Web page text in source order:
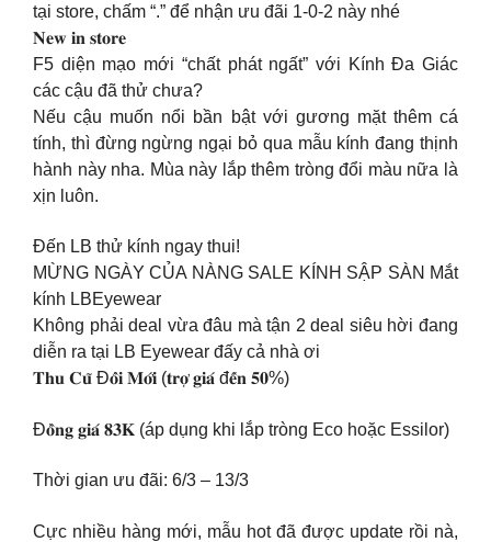
tại store, chấm “.” để nhận ưu đãi 1-0-2 này nhé
𝐍𝐞𝐰 𝐢𝐧 𝐬𝐭𝐨𝐫𝐞
F5 diện mạo mới “chất phát ngất” với Kính Đa Giác
các cậu đã thử chưa?
Nếu cậu muốn nổi bần bật với gương mặt thêm cá
tính, thì đừng ngừng ngại bỏ qua mẫu kính đang thịnh
hành này nha. Mùa này lắp thêm tròng đổi màu nữa là
xịn luôn.
Đến LB thử kính ngay thui!
MỪNG NGÀY CỦA NÀNG SALE KÍNH SẬP SÀN Mắt
kính LBEyewear
Không phải deal vừa đâu mà tận 2 deal siêu hời đang
diễn ra tại LB Eyewear đấy cả nhà ơi
𝐓𝐡𝐮 𝐂𝐮̃ Đ𝐨̂̉𝐢 𝐌𝐨̛́𝐢 (𝐭𝐫𝐨̛̣ 𝐠𝐢𝐚́ đ𝐞̂́𝐧 𝟓𝟎%)
Đ𝐨̂̀𝐧𝐠 𝐠𝐢𝐚́ 𝟖𝟑𝐊 (áp dụng khi lắp tròng Eco hoặc Essilor)
Thời gian ưu đãi: 6/3 – 13/3
Cực nhiều hàng mới, mẫu hot đã được update rồi nà,